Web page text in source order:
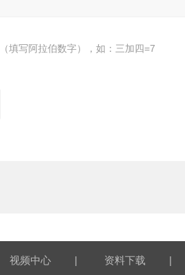
填写阿拉伯数字），如：三加四=7
视频中心 | 资料下载 |